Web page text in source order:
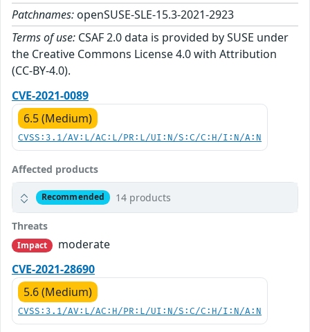
Patchnames: openSUSE-SLE-15.3-2021-2923
Terms of use: CSAF 2.0 data is provided by SUSE under
the Creative Commons License 4.0 with Attribution
(CC-BY-4.0).
CVE-2021-0089
6.5 (Medium)
CVSS:3.1/AV:L/AC:L/PR:L/UI:N/S:C/C:H/I:N/A:N
Affected products
Recommended 14 products
Threats
Impact
moderate
CVE-2021-28690
5.6 (Medium)
CVSS:3.1/AV:L/AC:H/PR:L/UI:N/S:C/C:H/I:N/A:N